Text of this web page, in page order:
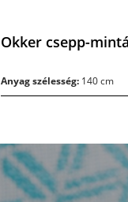
Okker csepp-
Anyag szélesség: 140 cm